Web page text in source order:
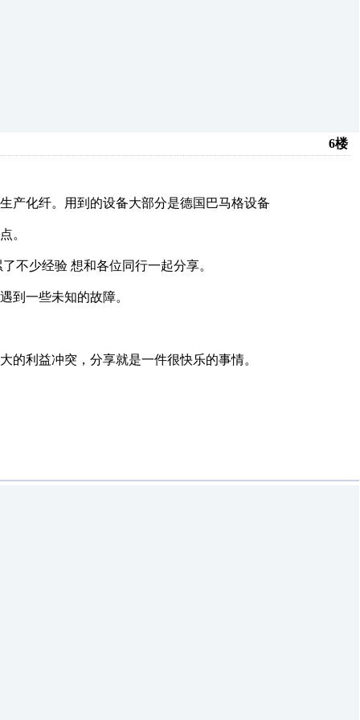
6楼
产化纤。用到的设备大部分是德国巴马格设备
。
不少经验 想和各位同行一起分享。
到一些未知的故障。
的利益冲突，分享就是一件很快乐的事情。